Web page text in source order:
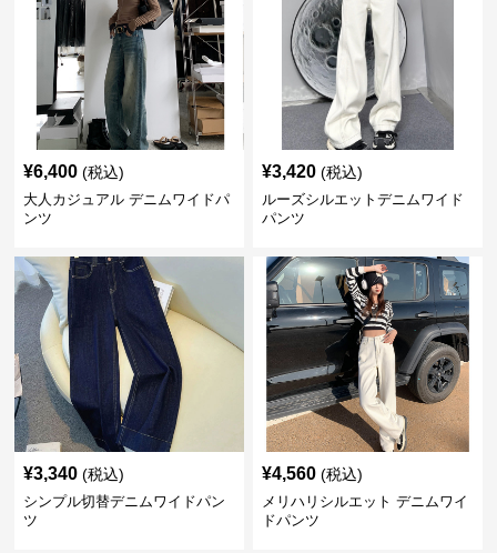
¥6,400 (税込)
大人カジュアル デニムワイドパ
ンツ
¥3,420 (税込)
ルーズシルエットデニムワイド
パンツ
¥3,340 (税込)
シンプル切替デニムワイドパン
ツ
¥4,560 (税込)
メリハリシルエット デニムワイ
ドパンツ